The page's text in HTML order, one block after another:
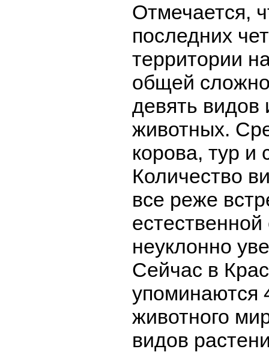
Отмечается,
последних
территории
общей
девять видов
животных.
корова, тур и
Количество
все реже
неуклонно
Сейчас в
упоминаются
животного
видов